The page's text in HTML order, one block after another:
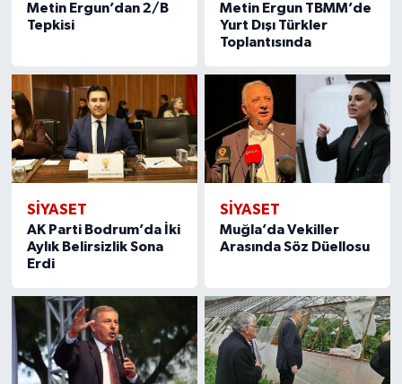
Metin Ergun’dan 2/B
Tepkisi
Metin Ergun TBMM’de
Yurt Dışı Türkler
Toplantısında
SIYASET
AK Parti Bodrum’da İki
Aylık Belirsizlik Sona
Erdi
SIYASET
Muğla’da Vekiller
Arasında Söz Düellosu